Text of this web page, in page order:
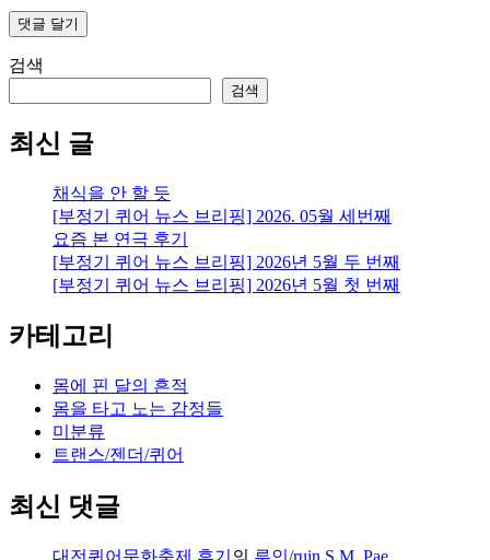
검색
검색
최신 글
채식을 안 할 듯
[부정기 퀴어 뉴스 브리핑] 2026. 05월 세번째
요즘 본 연극 후기
[부정기 퀴어 뉴스 브리핑] 2026년 5월 두 번째
[부정기 퀴어 뉴스 브리핑] 2026년 5월 첫 번째
카테고리
몸에 핀 달의 흔적
몸을 타고 노는 감정들
미분류
트랜스/젠더/퀴어
최신 댓글